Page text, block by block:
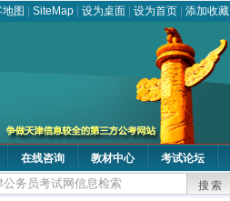
图 SiteMap 设为桌面 设为首页 添加收藏
在线咨询 教材中心 考试论坛
搜索